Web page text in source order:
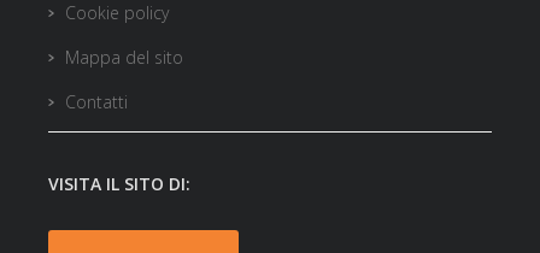
Cookie policy
Mappa del sito
Contatti
VISITA IL SITO DI: